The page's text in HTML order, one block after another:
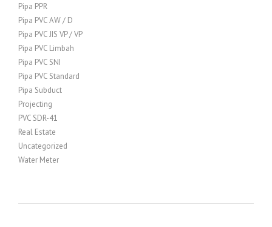
Pipa PPR
Pipa PVC AW / D
Pipa PVC JIS VP / VP
Pipa PVC Limbah
Pipa PVC SNI
Pipa PVC Standard
Pipa Subduct
Projecting
PVC SDR-41
Real Estate
Uncategorized
Water Meter